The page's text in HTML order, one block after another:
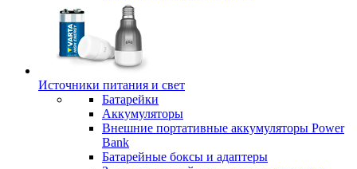
Источники питания и свет
Батарейки
Аккумуляторы
Внешние портативные аккумуляторы Power
Bank
Батарейные боксы и адаптеры